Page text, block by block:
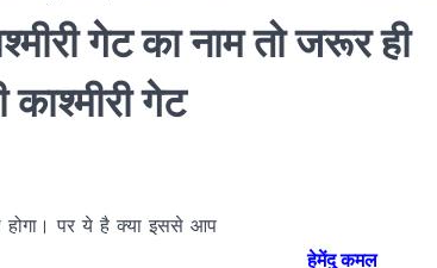
गेट का नाम तो जरूर ही
गेट
हेमेंदु कमल
होगा। पर ये है क्या इससे आप